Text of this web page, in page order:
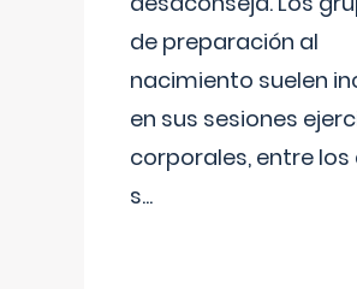
de preparación al
nacimiento suelen
en sus sesiones
corporales, entre los
s...